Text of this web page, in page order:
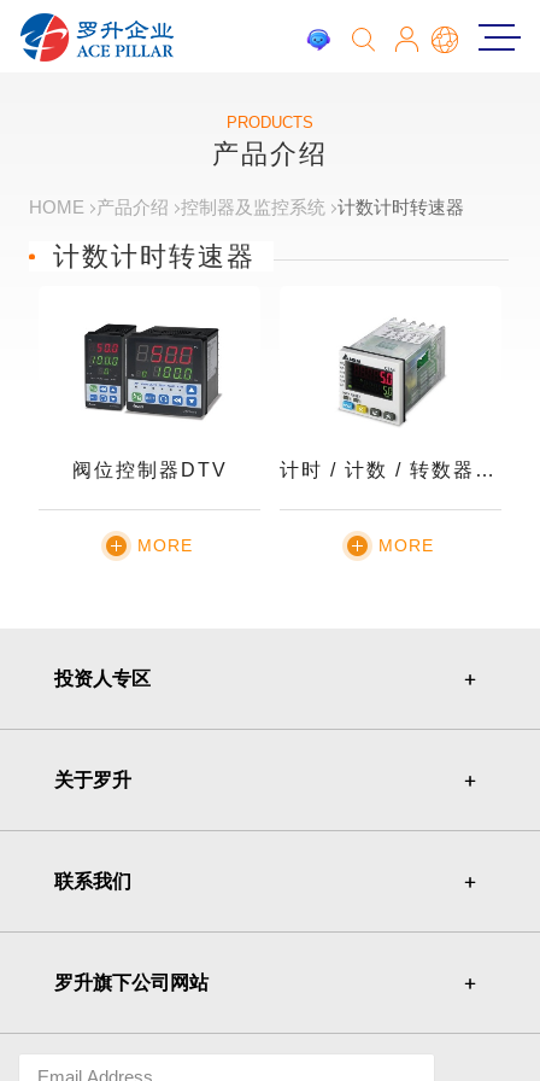
PRODUCTS
产品介绍
HOME 产品介绍 控制器及监控系统 计数计时转速器
计数计时转速器
阀位控制器DTV
MORE
计时 / 计数 / 转数器CTA
MORE
投资人专区 ＋
＋
关于罗升 ＋
＋
联系我们 ＋
＋
罗升旗下公司网站 ＋
＋